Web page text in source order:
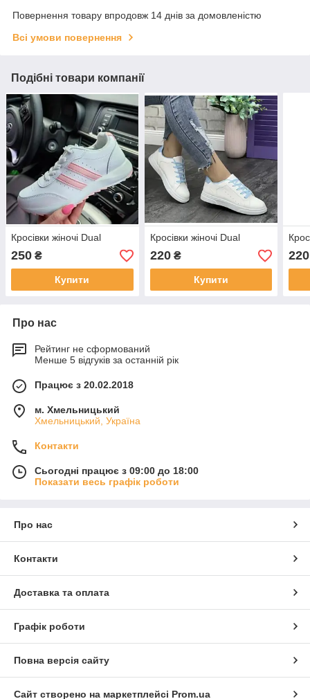
Повернення товару впродовж 14 днів за домовленістю
Всі умови повернення
Подібні товари компанії
Кросівки жіночі Dual
250 ₴
Купити
Кросівки жіночі Dual
220₴
Купити
220
Про нас
Рейтинг не сформований
Менше 5 відгуків за останній рік
Працює з 20.02.2018
м. Хмельницький
Хмельницький, Україна
Контакти
Сьогодні працює з 09:00 до 18:00
Показати весь графік роботи
Про нас
Контакти
Доставка та оплата
Графік роботи
Повна версія сайту
Сайт створено на маркетплейсі Prom.ua